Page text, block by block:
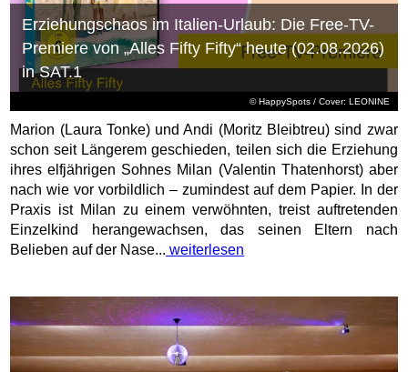
© HappySpots / Cover: LEONINE
Erziehungschaos im Italien-Urlaub: Die Free-TV-
Premiere von „Alles Fifty Fifty“ heute (02.08.2026)
in SAT.1
Marion (Laura Tonke) und Andi (Moritz Bleibtreu) sind zwar
schon seit Längerem geschieden, teilen sich die Erziehung
ihres elfjährigen Sohnes Milan (Valentin Thatenhorst) aber
nach wie vor vorbildlich – zumindest auf dem Papier. In der
Praxis ist Milan zu einem verwöhnten, treist auftretenden
Einzelkind herangewachsen, das seinen Eltern nach
Belieben auf der Nase... weiterlesen